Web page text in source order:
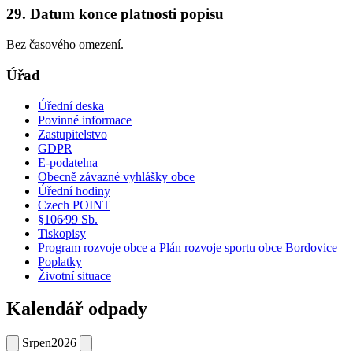
29. Datum konce platnosti popisu
Bez časového omezení.
Úřad
Úřední deska
Povinné informace
Zastupitelstvo
GDPR
E-podatelna
Obecně závazné vyhlášky obce
Úřední hodiny
Czech POINT
§106⁄99 Sb.
Tiskopisy
Program rozvoje obce a Plán rozvoje sportu obce Bordovice
Poplatky
Životní situace
Kalendář odpady
Srpen2026